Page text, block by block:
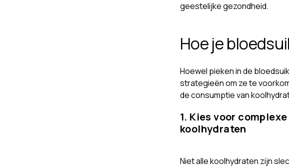
geestelijke gezondheid.
Hoe je
Hoewel pieken in de
strategieën om ze te
de consumptie van
1. Kies voor
koolhydraten
Niet alle koolhydraten zijn